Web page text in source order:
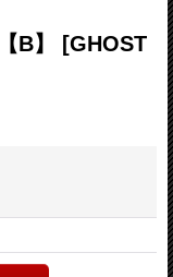
B】 [GHOST